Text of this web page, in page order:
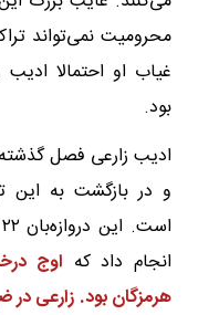
محرومیت نمی‌تواند
غیاب او احتمالا
بود.
ادیب زارعی فصل گذشته
و در بازگشت به
انجام داد که اوج